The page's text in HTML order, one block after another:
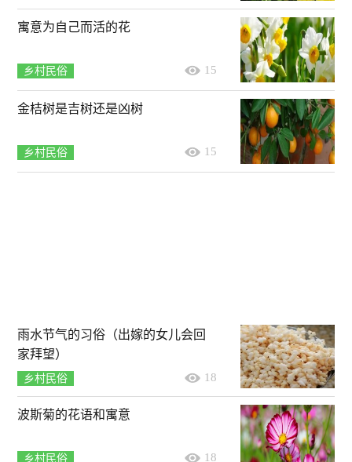
寓意为自己而活的花
乡村民俗 15
金桔树是吉树还是凶树
乡村民俗 15
雨水节气的习俗（出嫁的女儿会回
家拜望）
乡村民俗 18
波斯菊的花语和寓意
乡村民俗 18